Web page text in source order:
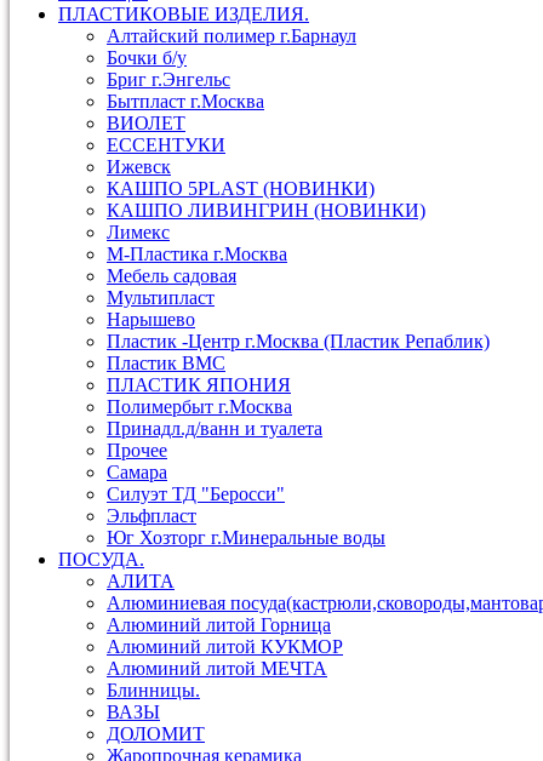
ПЛАСТИКОВЫЕ ИЗДЕЛИЯ.
Алтайский полимер г.Барнаул
Бочки б/у
Бриг г.Энгельс
Бытпласт г.Москва
ВИОЛЕТ
ЕССЕНТУКИ
Ижевск
КАШПО 5PLAST (НОВИНКИ)
КАШПО ЛИВИНГРИН (НОВИНКИ)
Лимекс
М-Пластика г.Москва
Мебель садовая
Мультипласт
Нарышево
Пластик -Центр г.Москва (Пластик Репаблик)
Пластик ВМС
ПЛАСТИК ЯПОНИЯ
Полимербыт г.Москва
Принадл.д/ванн и туалета
Прочее
Самара
Силуэт ТД "Беросси"
Эльфпласт
Юг Хозторг г.Минеральные воды
ПОСУДА.
АЛИТА
Алюминиевая
Алюминий литой Горница
Алюминий литой КУКМОР
Алюминий литой МЕЧТА
Блинницы.
ВАЗЫ
ДОЛОМИТ
Жаропрочная керамика